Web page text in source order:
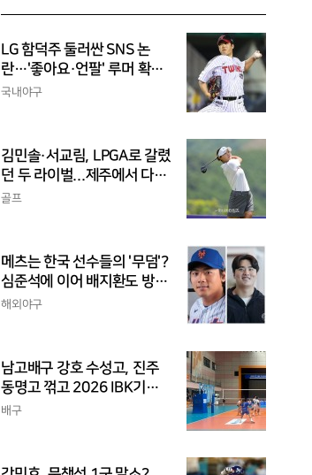
LG 함덕주 둘러싼 SNS 논
란…'좋아요·언팔' 루머 확산,
과거의 아픔까지 소환됐다
국내야구
김민솔·서교림, LPGA로 갈렸
던 두 라이벌...제주에서 다시
만난다
골프
메츠는 한국 선수들의 '무덤'?
심준석에 이어 배지환도 방
출...심준석은 이미 귀국, 배
해외야구
남고배구 강호 수성고, 진주
동명고 꺾고 2026 IBK기업
은행배 전국중고배구대회 4
배구